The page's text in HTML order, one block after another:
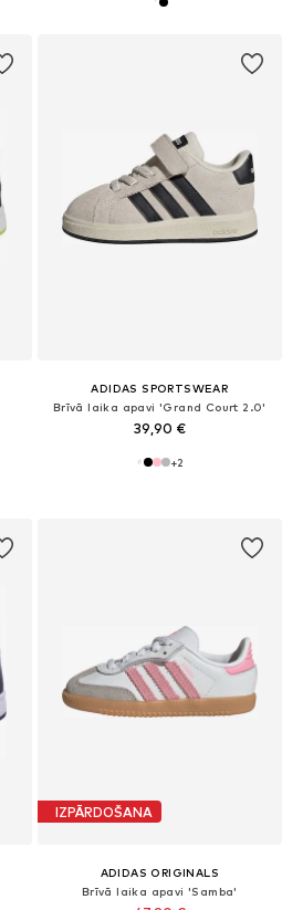
ADIDAS SPORTSWEAR
Brīvā laika apavi 'Grand Court 2.0'
39,90 €
+2
IZPĀRDOŠANA
ADIDAS ORIGINALS
Brīvā laika apavi 'Samba'